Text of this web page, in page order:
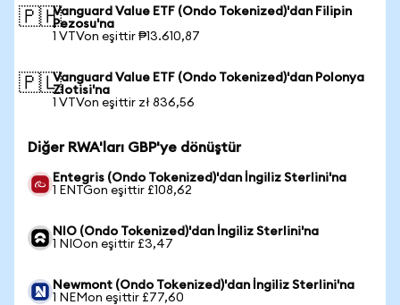
🇵🇭Vanguard Value ETF (Ondo Tokenized)'dan Filipin
Pezosu'na
1 VTVon eşittir ₱13.610,87
🇵🇱Vanguard Value ETF (Ondo Tokenized)'dan Polonya
Zlotisi'na
1 VTVon eşittir zł 836,56
Diğer RWA'ları GBP'ye dönüştür
Entegris (Ondo Tokenized)'dan İngiliz Sterlini'na
1 ENTGon eşittir £108,62
NIO (Ondo Tokenized)'dan İngiliz Sterlini'na
1 NIOon eşittir £3,47
Newmont (Ondo Tokenized)'dan İngiliz Sterlini'na
1 NEMon eşittir £77,60